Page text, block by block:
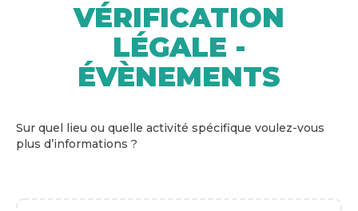
VÉRIFICATION
LÉGALE -
ÉVÈNEMENTS
Sur quel lieu ou quelle activité spécifique voulez-vous
plus d’informations ?